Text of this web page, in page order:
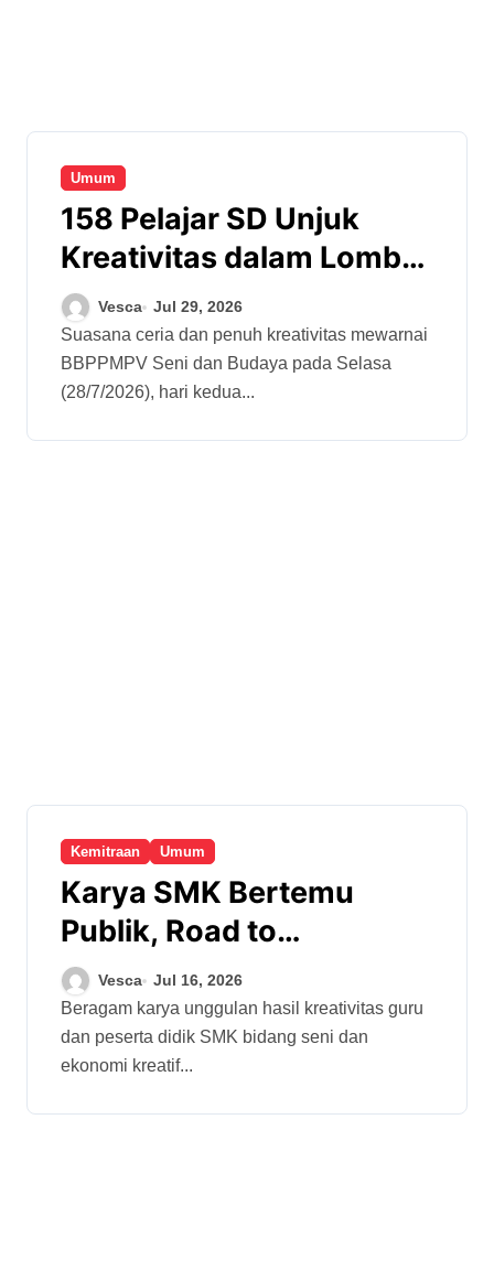
Umum
158 Pelajar SD Unjuk
Kreativitas dalam Lomba
Lukis Bertema “Anak
Indonesia Hebat” di Gelar
Karya 2026
Vesca Jul 29, 2026
Suasana ceria dan penuh kreativitas mewarnai
BBPPMPV Seni dan Budaya pada Selasa
(28/7/2026), hari kedua...
Kemitraan Umum
Karya SMK Bertemu
Publik, Road to
INACRAFT Festival 2026
Jadi Ruang Apresiasi dan
Uji Pasar
Vesca Jul 16, 2026
Beragam karya unggulan hasil kreativitas guru
dan peserta didik SMK bidang seni dan
ekonomi kreatif...